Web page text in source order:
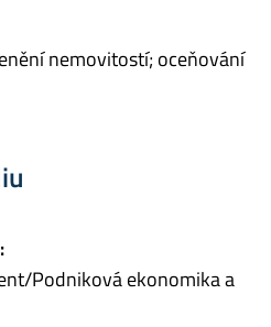
nemovitostí; oceňování
Podniková ekonomika a